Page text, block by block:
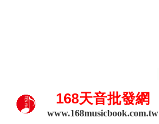
168天音批發網
www.168musicbook.com.tw